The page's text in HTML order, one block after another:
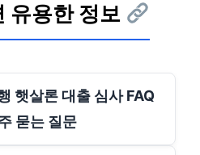
유용한 정보
햇살론 대출 심사 FAQ
묻는 질문